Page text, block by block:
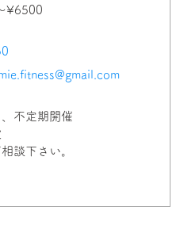
¥6500
不定期開催
談下さい。